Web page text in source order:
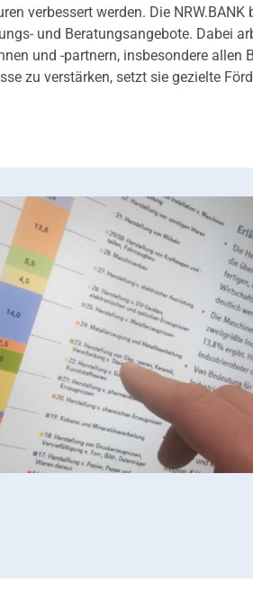
verbessert werden. Die
und Beratungsangebote. Dabei
und -partnern, insbesondere allen
zu verstärken, setzt sie gezielte